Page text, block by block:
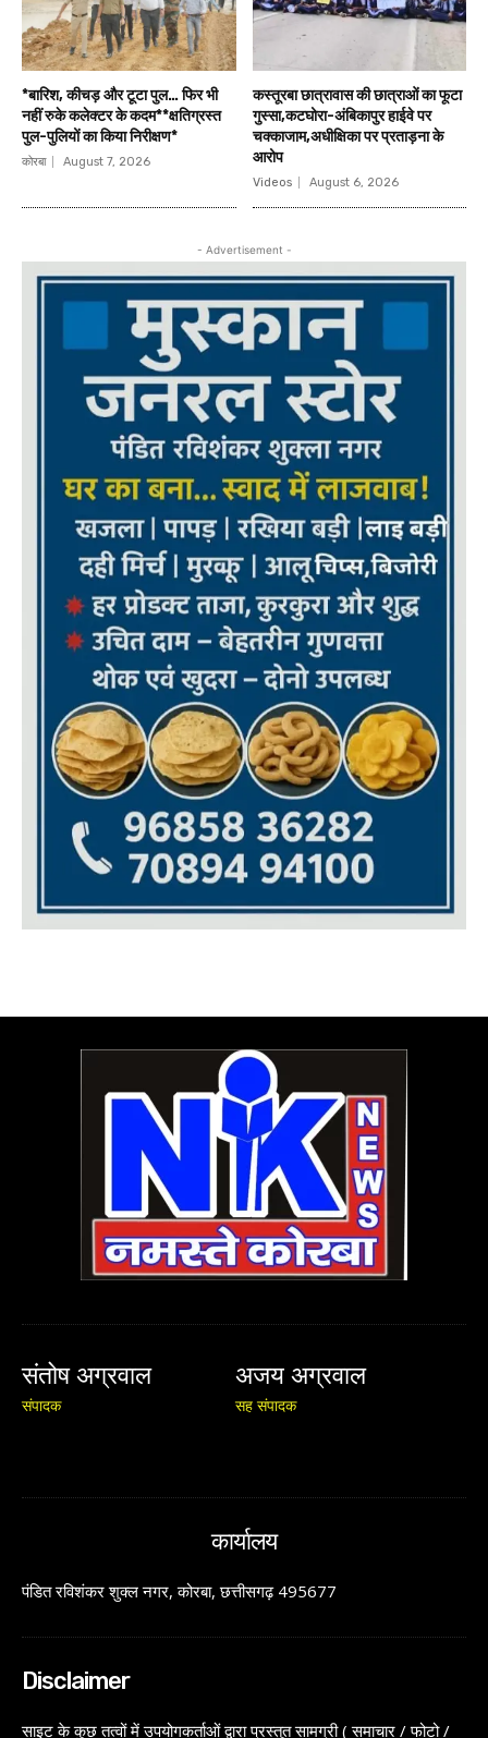
*बारिश, कीचड़ और टूटा पुल… फिर भी
नहीं रुके कलेक्टर के कदम**क्षतिग्रस्त
पुल-पुलियों का किया निरीक्षण*
कोरबा August 7, 2026
कस्तूरबा छात्रावास की छात्राओं का फूटा
गुस्सा,कटघोरा-अंबिकापुर हाईवे पर
चक्काजाम,अधीक्षिका पर प्रताड़ना के
आरोप
Videos August 6, 2026
- Advertisement -
संतोष अग्रवाल
संपादक
अजय अग्रवाल
सह संपादक
कार्यालय
पंडित रविशंकर शुक्ल नगर, कोरबा, छत्तीसगढ़ 495677
Disclaimer
साइट के कुछ तत्वों में उपयोगकर्ताओं द्वारा प्रस्तुत सामग्री ( समाचार / फोटो /